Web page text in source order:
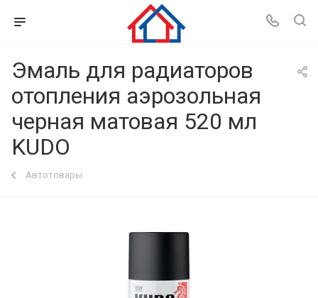
Эмаль для радиаторов
отопления аэрозольная
черная матовая 520 мл
KUDO
Автотовары